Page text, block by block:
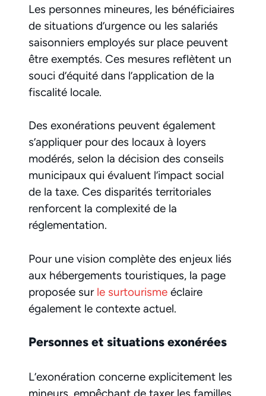
Les personnes mineures, les bénéficiaires
de situations d’urgence ou les salariés
saisonniers employés sur place peuvent
être exemptés. Ces mesures reflètent un
souci d’équité dans l’application de la
fiscalité locale.
Des exonérations peuvent également
s’appliquer pour des locaux à loyers
modérés, selon la décision des conseils
municipaux qui évaluent l’impact social
de la taxe. Ces disparités territoriales
renforcent la complexité de la
réglementation.
Pour une vision complète des enjeux liés
aux hébergements touristiques, la page
proposée sur le surtourisme éclaire
également le contexte actuel.
Personnes et situations exonérées
L’exonération concerne explicitement les